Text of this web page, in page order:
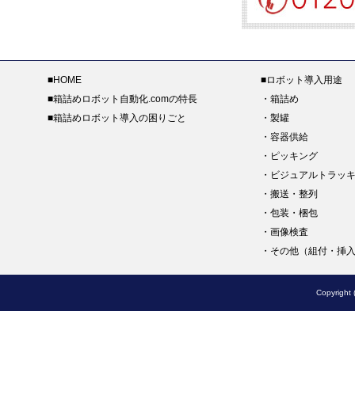
■HOME
■箱詰めロボット自動化.comの特長
■箱詰めロボット導入の困りごと
■ロボット導入用途
・ 箱詰め
・ 製罐
・ 容器供給
・ ピッキング
・ ビジュアルトラッ
・ 搬送・整列
・ 包装・梱包
・ 画像検査
・ その他（組付・挿
Copyright